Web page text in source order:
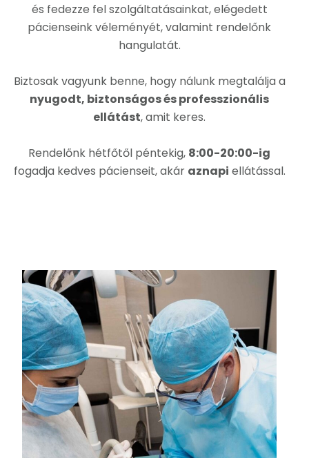
és fedezze fel szolgáltatásainkat, elégedett
pácienseink véleményét, valamint rendelőnk
hangulatát.
Biztosak vagyunk benne, hogy nálunk megtalálja a
nyugodt, biztonságos és professzionális
ellátást, amit keres.
Rendelőnk hétfőtől péntekig, 8:00-20:00-ig
fogadja kedves pácienseit, akár aznapi ellátással.